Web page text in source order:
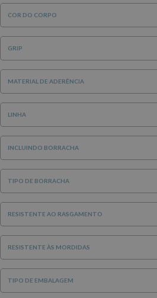
COR DO CORPO
GRIP
MATERIAL DE ADERÊNCIA
LINHA
INCLUINDO BORRACHA
TIPO DE BORRACHA
RESISTENTE AO RASGAMENTO
RESISTENTE ÀS MORDIDAS
TIPO DE EMBALAGEM